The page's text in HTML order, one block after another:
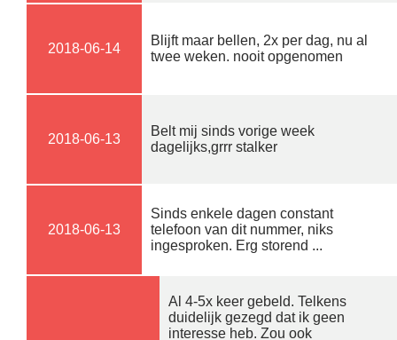
2018-06-14
Blijft maar bellen, 2x per dag, nu al
twee weken. nooit opgenomen
2018-06-13
Belt mij sinds vorige week
dagelijks,grrr stalker
2018-06-13
Sinds enkele dagen constant
telefoon van dit nummer, niks
ingesproken. Erg storend ...
Al 4-5x keer gebeld. Telkens
duidelijk gezegd dat ik geen
interesse heb. Zou ook